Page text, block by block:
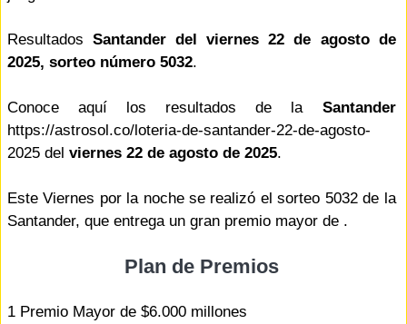
ResultadosSantander del viernes 22 de agosto de
2025, sorteo número 5032.
Conoce aquí los resultados de la Santander
https://astrosol.co/loteria-de-santander-22-de-agosto-
2025 del viernes 22 de agosto de 2025.
Este Viernes por la noche se realizó el sorteo 5032 de la
Santander, que entrega un gran premio mayor de .
Plan de Premios
1 Premio Mayor de $6.000 millones